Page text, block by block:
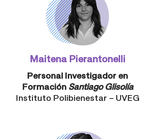
Maitena Pierantonelli
Personal Investigador en
Formación Santiago Glisolía
Instituto Polibienestar – UVEG